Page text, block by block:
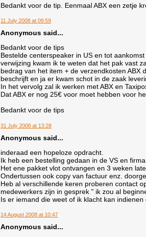
Bedankt voor de tip. Eenmaal ABX een zetje
11 July 2008 at 09:59
Anonymous said...
Bedankt voor de tips
Bestelde centerspeaker in US en tot
verwijzing kwam ik te weten dat het pak vast
bedrag van het item + de verzendkosten
beschrijft en ja er kwam schot in de zaak
In het vervolg zal ik werken met ABX en
Dat ABX er nog 25€ voor moet hebben voor
Bedankt voor de tips
31 July 2008 at 13:28
Anonymous said...
inderaad een hopeloze opdracht.
Ik heb een bestelling gedaan in de VS en
Het ene pakket vlot ontvangen en 3 weken
Ondertussen ook copy van factuur enz.
Heb al verschillende keren proberen contact
medewerkers zijn in gesprek " ik zou al
Is er iemand die weet of ik klacht kan
14 August 2008 at 10:47
Anonymous said...